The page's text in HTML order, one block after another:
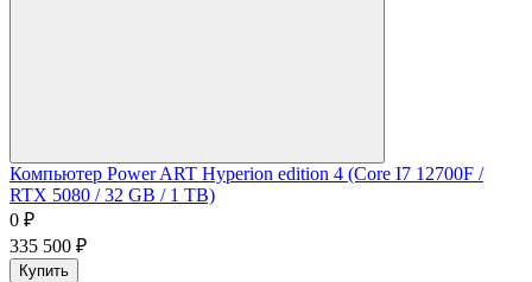
Компьютер Power ART Hyperion edition 4 (Core I7 12700F /
RTX 5080 / 32 GB / 1 TB)
0 ₽
335 500 ₽
Купить